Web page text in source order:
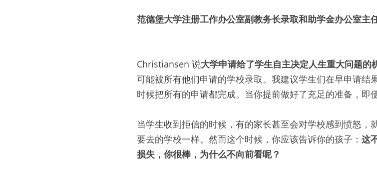
范德堡大学注册工作办公室副教务长录取和助学金办公室主
Christiansen 说大学申请给了学生自主决定人生重大问题的
可能被所有他们申请的学校录取。我建议学生们在早申请结
时候把所有的申请都完成。当你提前做好了充足的准备，即
当学生收到拒信的时候，有的家长甚至会对学校感到愤怒，
要去的学校一样。然而这个时候，你应该告诉你的孩子： 这
损失，你很棒，为什么不向前看呢？